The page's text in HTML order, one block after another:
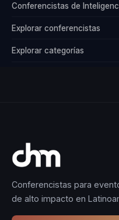
Conferencistas de
Explorar conferencistas
Explorar categorías
Conferencistas para
de alto impacto en